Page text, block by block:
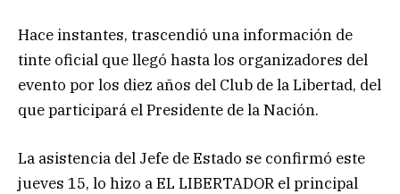
Hace instantes, trascendió una información de
tinte oficial que llegó hasta los organizadores del
evento por los diez años del Club de la Libertad, del
que participará el Presidente de la Nación.
La asistencia del Jefe de Estado se confirmó este
jueves 15, lo hizo a EL LIBERTADOR el principal